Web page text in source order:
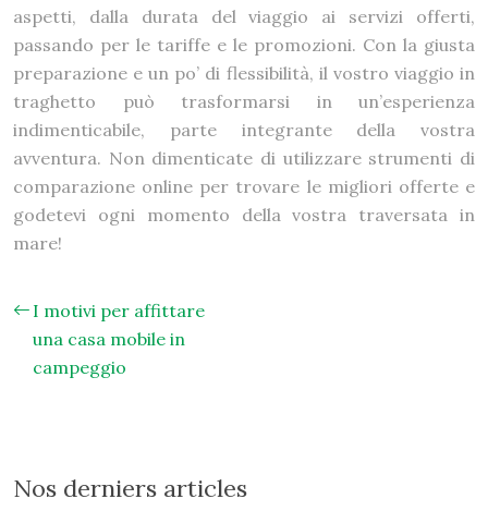
aspetti, dalla durata del viaggio ai servizi offerti,
passando per le tariffe e le promozioni. Con la giusta
preparazione e un po’ di flessibilità, il vostro viaggio in
traghetto può trasformarsi in un’esperienza
indimenticabile, parte integrante della vostra
avventura. Non dimenticate di utilizzare strumenti di
comparazione online per trovare le migliori offerte e
godetevi ogni momento della vostra traversata in
mare!
I motivi per affittare
una casa mobile in
campeggio
Nos derniers articles